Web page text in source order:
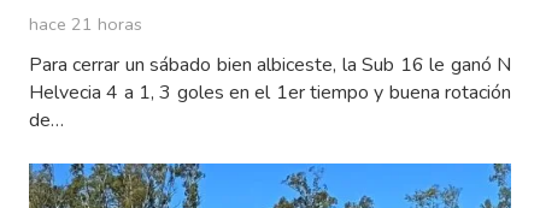
hace 21 horas
Para cerrar un sábado bien albiceste, la Sub 16 le ganó N
Helvecia 4 a 1, 3 goles en el 1er tiempo y buena rotación
de…